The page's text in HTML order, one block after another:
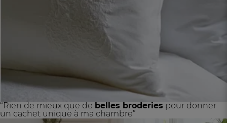
“Rien de mieux que de belles broderies pour donner
un cachet unique à ma chambre”